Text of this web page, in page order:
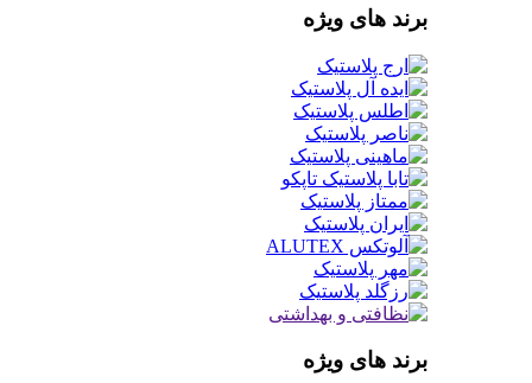
برند های ویژه
برند های ویژه